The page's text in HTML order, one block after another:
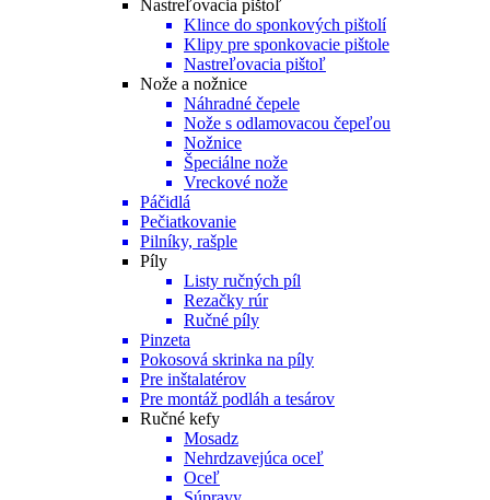
Nastreľovacia pištoľ
Klince do sponkových pištolí
Klipy pre sponkovacie pištole
Nastreľovacia pištoľ
Nože a nožnice
Náhradné čepele
Nože s odlamovacou čepeľou
Nožnice
Špeciálne nože
Vreckové nože
Páčidlá
Pečiatkovanie
Pilníky, rašple
Píly
Listy ručných píl
Rezačky rúr
Ručné píly
Pinzeta
Pokosová skrinka na píly
Pre inštalatérov
Pre montáž podláh a tesárov
Ručné kefy
Mosadz
Nehrdzavejúca oceľ
Oceľ